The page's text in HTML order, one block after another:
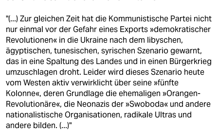
"(...) Zur gleichen Zeit hat die Kommunistische Partei nicht
nur einmal vor der Gefahr eines Exports »demokratischer
Revolutionen« in die Ukraine nach dem libyschen,
ägyptischen, tunesischen, syrischen Szenario gewarnt,
das in eine Spaltung des Landes und in einen Bürgerkrieg
umzuschlagen droht. Leider wird dieses Szenario heute
vom Westen aktiv verwirklicht über seine »fünfte
Kolonne«, deren Grundlage die ehemaligen »Orangen-
Revolutionäre«, die Neonazis der »Swoboda« und andere
nationalistische Organisationen, radikale Ultras und
andere bilden. (...)"